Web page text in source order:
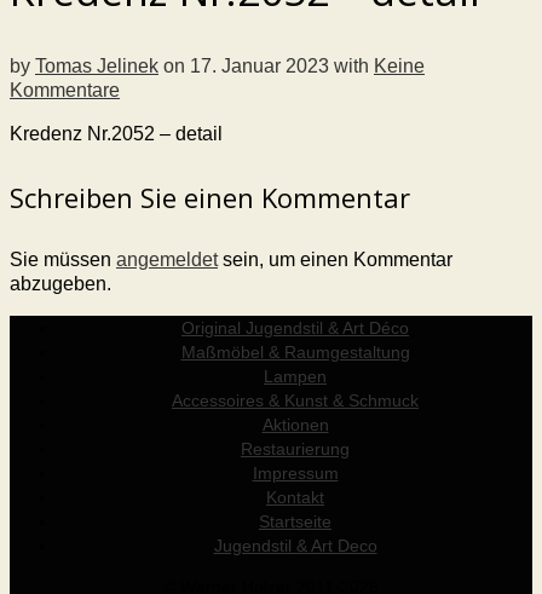
by Tomas Jelinek on 17. Januar 2023 with Keine
Kommentare
Kredenz Nr.2052 – detail
Schreiben Sie einen Kommentar
Sie müssen angemeldetsein, um einen Kommentar
abzugeben.
Original Jugendstil & Art Déco
Maßmöbel & Raumgestaltung
Lampen
Accessoires & Kunst & Schmuck
Aktionen
Restaurierung
Impressum
Kontakt
Startseite
Jugendstil & Art Deco